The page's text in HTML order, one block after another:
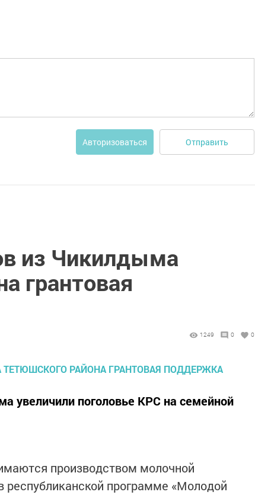
Авторизоваться Отправить
из Чикилдыма
грантовая
1249 0 0
увеличили поголовье КРС на семейной
производством молочной
республиканской программе «Молодой